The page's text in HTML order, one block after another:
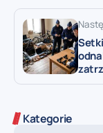
Kategorie